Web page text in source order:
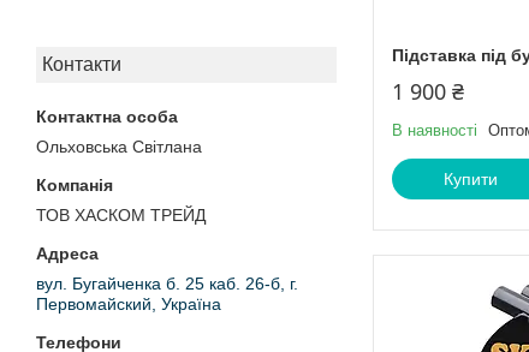
Контакти
Ольховська Світлана
ТОВ ХАСКОМ ТРЕЙД
вул. Бугайченка б. 25 каб. 26-б, г.
Первомайский, Україна
Підставка під
1 900 ₴
В наявності
Купити